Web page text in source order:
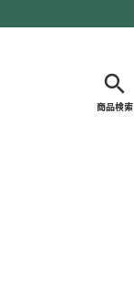
search
商品検索